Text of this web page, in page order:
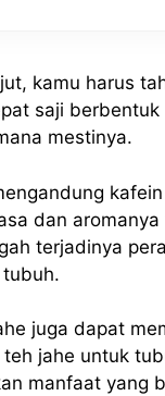
kamu harus
saji
mestinya.
dan
terjadinya
juga dapat
jahe untuk
manfaat yang